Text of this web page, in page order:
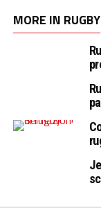
MORE IN RUGBY